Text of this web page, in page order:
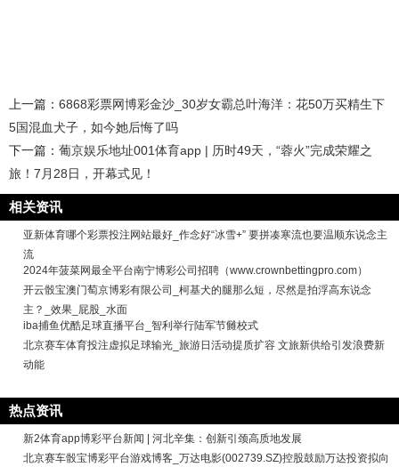
上一篇： 6868彩票网博彩金沙_30岁女霸总叶海洋：花50万买精生下
5国混血犬子，如今她后悔了吗
下一篇： 葡京娱乐地址001体育app | 历时49天，“蓉火”完成荣耀之
旅！7月28日，开幕式见！
相关资讯
亚新体育哪个彩票投注网站最好_作念好“冰雪+” 要拼凑寒流也要温顺东说念主
流
2024年菠菜网最全平台南宁博彩公司招聘（www.crownbettingpro.com）
开云骰宝澳门萄京博彩有限公司_柯基犬的腿那么短，尽然是拍浮高东说念
主？_效果_屁股_水面
iba捕鱼优酷足球直播平台_智利举行陆军节雠校式
北京赛车体育投注虚拟足球输光_旅游日活动提质扩容 文旅新供给引发浪费新
动能
热点资讯
新2体育app博彩平台新闻 | 河北辛集：创新引颈高质地发展
北京赛车骰宝博彩平台游戏博客_万达电影(002739.SZ)控股鼓励万达投资拟向